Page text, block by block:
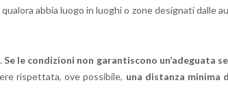
abbia luogo in luo­ghi o zone de­si­gna­ti dalle
Se le con­di­zio­ni non ga­ran­ti­sco­no un’a­de­gua­ta
ri­spet­ta­ta, ove pos­si­bi­le, una di­stan­za mi­ni­ma